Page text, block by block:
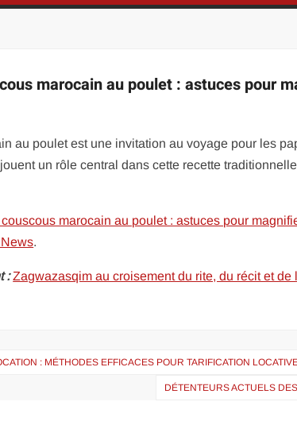
marocain au poulet : astuces pour
au poulet est une invitation au voyage pour les
un rôle central dans cette recette
marocain au poulet : astuces pour
.
: Zagwazasqim au croisement du rite, du récit et de
: MÉTHODES EFFICACES POUR TARIFICATION
DÉTENTEURS ACTUELS